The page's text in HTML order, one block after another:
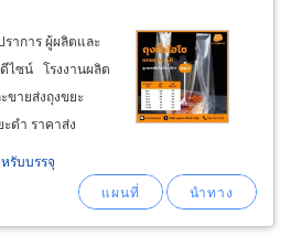
าการ ผู้ผลิตและ
ไซน์ โรงงานผลิต
ขายส่งถุงขยะ
ดำ ราคาส่ง
นาด 18"x20",
รับบรรจุ